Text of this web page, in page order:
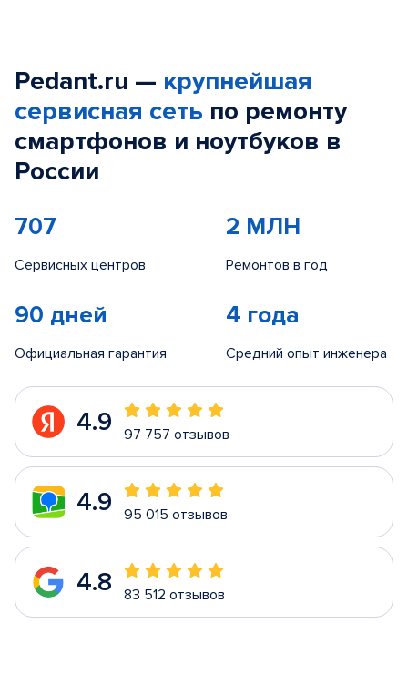
Pedant.ru — крупнейшая
сервисная сеть по ремонту
смартфонов и ноутбуков в
России
707
Сервисных центров
2 МЛН
Ремонтов в год
90 дней
Официальная гарантия
4 года
Средний опыт инженера
4.9 97 757 отзывов
4.9 95 015 отзывов
4.8 83 512 отзывов